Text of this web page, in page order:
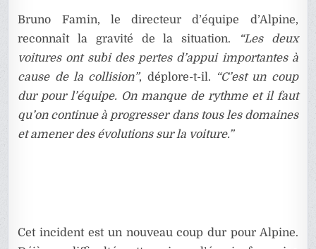
Bruno Famin, le directeur d’équipe d’Alpine,
reconnaît la gravité de la situation.
“Les deux
voitures ont subi des pertes d’appui importantes à
cause de la collision”, déplore-t-il.
“C’est un coup
dur pour l’équipe. On manque de rythme et il faut
qu’on continue à progresser dans tous les domaines
et amener des évolutions sur la voiture.”
Cet incident est un nouveau coup dur pour Alpine.